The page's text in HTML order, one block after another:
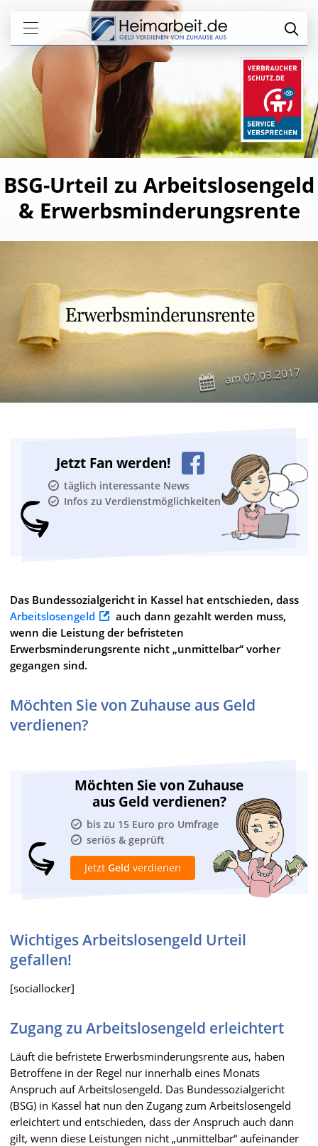
BSG-Urteil zu Arbeitslosengeld
& Erwerbsminderungsrente
am07.03.2017
Jetzt Fan werden!
täglich interessante News
Infos zu Verdienstmöglichkeiten
Das Bundessozialgericht in Kassel hat entschieden, dass
Arbeitslosengeld
auch dann gezahlt werden muss,
wenn die Leistung der befristeten
Erwerbsminderungsrente nicht „unmittelbar“ vorher
gegangen sind.
Möchten Sie von Zuhause aus Geld
verdienen?
Möchten Sie von Zuhause
aus Geld verdienen?
bis zu 15 Euro pro Umfrage
seriös & geprüft
Jetzt Geld verdienen
Wichtiges Arbeitslosengeld Urteil
gefallen!
[sociallocker]
Zugang zu Arbeitslosengeld erleichtert
Läuft die befristete Erwerbsminderungsrente aus, haben
Betroffene in der Regel nur innerhalb eines Monats
Anspruch auf Arbeitslosengeld. Das Bundessozialgericht
(BSG) in Kassel hat nun den Zugang zum Arbeitslosengeld
erleichtert und entschieden, dass der Anspruch auch dann
gilt, wenn diese Leistungen nicht „unmittelbar“ aufeinander